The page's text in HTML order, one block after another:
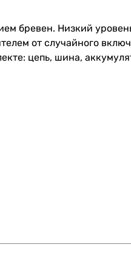
бревен. Низкий
от случайного
цепь, шина,